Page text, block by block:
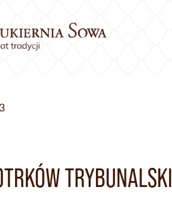
TRYBUNALSKI